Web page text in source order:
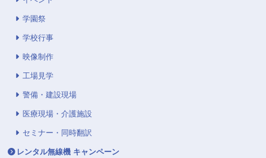
学園祭
学校行事
映像制作
工場見学
警備・建設現場
医療現場・介護施設
セミナー・同時翻訳
レンタル無線機 キャンペーン